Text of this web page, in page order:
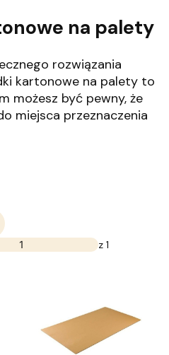
na palety
rozwiązania
kartonowe na palety to
możesz być pewny, że
miejsca przeznaczenia
z 1